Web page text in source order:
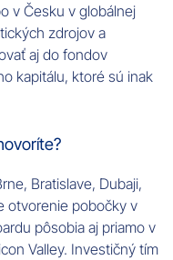
v Česku v globálnej
zdrojov a
aj do fondov
kapitálu, ktoré sú inak
Bratislave, Dubaji,
otvorenie pobočky v
pôsobia aj priamo v
Valley. Investičný tím